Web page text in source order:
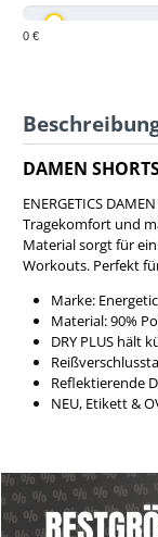
0 €
DAMEN
ENERGETICS
Tragekomfort und
Material sorgt für
Workouts. Perfekt
Marke:
Material: 90%
DRY PLUS hält
Reflektierende
NEU, Etikett &